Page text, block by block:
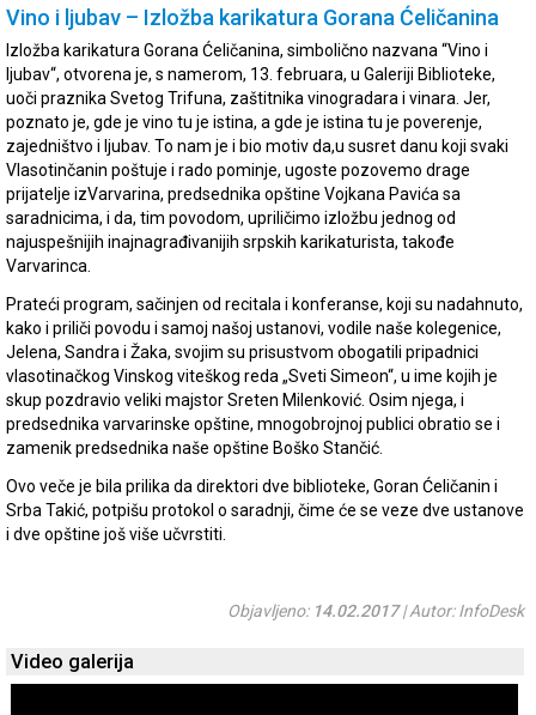
Vino i ljubav – Izložba karikatura Gorana Ćeličanina
Izložba karikatura Gorana Ćeličanina, simbolično nazvana “Vino i
ljubav“, otvorena je, s namerom, 13. februara, u Galeriji Biblioteke,
uoči praznika Svetog Trifuna, zaštitnika vinogradara i vinara. Jer,
poznato je, gde je vino tu je istina, a gde je istina tu je poverenje,
zajedništvo i ljubav. To nam je i bio motiv da,u susret danu koji svaki
Vlasotinčanin poštuje i rado pominje, ugoste pozovemo drage
prijatelje izVarvarina, predsednika opštine Vojkana Pavića sa
saradnicima, i da, tim povodom, upriličimo izložbu jednog od
najuspešnijih inajnagrađivanijih srpskih karikaturista, takođe
Varvarinca.
Prateći program, sačinjen od recitala i konferanse, koji su nadahnuto,
kako i priliči povodu i samoj našoj ustanovi, vodile naše kolegenice,
Jelena, Sandra i Žaka, svojim su prisustvom obogatili pripadnici
vlasotinačkog Vinskog viteškog reda „Sveti Simeon“, u ime kojih je
skup pozdravio veliki majstor Sreten Milenković. Osim njega, i
predsednika varvarinske opštine, mnogobrojnoj publici obratio se i
zamenik predsednika naše opštine Boško Stančić.
Ovo veče je bila prilika da direktori dve biblioteke, Goran Ćeličanin i
Srba Takić, potpišu protokol o saradnji, čime će se veze dve ustanove
i dve opštine još više učvrstiti.
Objavljeno: 14.02.2017| Autor: InfoDesk
Video galerija